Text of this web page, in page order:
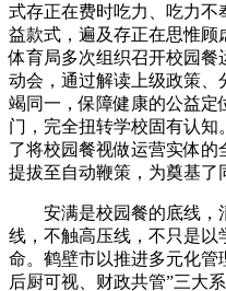
式存正在费时吃力、吃力不
益款式，遍及存正在思惟
体育局多次组织召开校园
动会，通过解读上级政策、
竭同一，保障健康的公益定
门，完全扭转学校固有认知
了将校园餐视做运营实体
提拔至自动鞭策，为奠基了
安满是校园餐的底线，
线，不触高压线，不只是以
命。鹤壁市以推进多元化管
后厨可视、财政共管”三大